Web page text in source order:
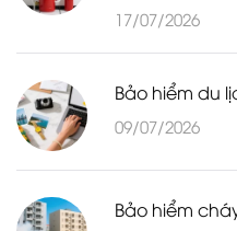
17/07/2026
Bảo hiểm du
09/07/2026
Bảo hiểm